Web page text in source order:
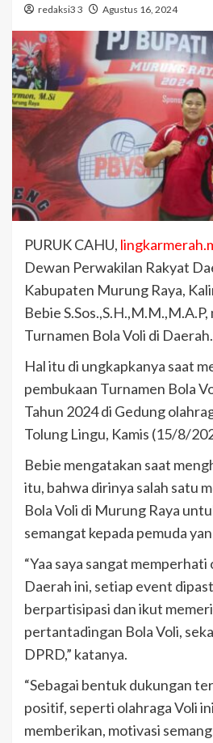
redaksi3 3 Agustus 16, 2024
PURUK CAHU,
Dewan Perwakilan Rakyat
Kabupaten Murung Raya,
Bebie
Turnamen Bola Voli di Daerah.
Hal itu di ungkapkanya saat
pembukaan Turnamen Bola
Tahun 2024 di Gedung
Tolung Lingu, Kamis (15/8/
Bebie mengatakan saat
itu, bahwa dirinya salah satu
Bola Voli di Murung Raya
semangat kepada pemuda
“Yaa saya sangat memperhati
Daerah ini, setiap event
berpartisipasi dan ikut
pertantadingan Bola Voli,
DPRD,” katanya.
“Sebagai bentuk dukungan
positif, seperti olahraga Voli
memberikan, motivasi